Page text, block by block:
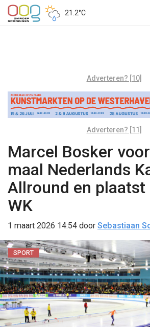
21.2°C
Adverteren? [10]
Adverteren? [11]
Marcel Bosker
maal Nederlands
Allround en
WK
1 maart 2026 14:54 door Sebastiaan
SPORT